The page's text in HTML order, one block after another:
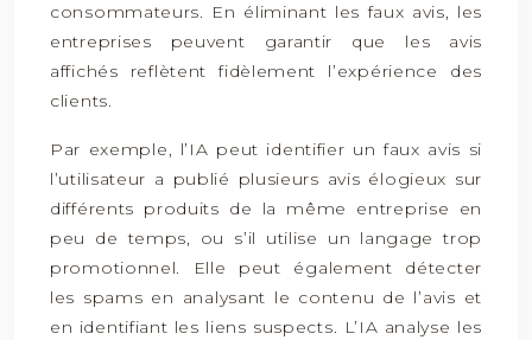
consommateurs. En éliminant les faux avis, les
entreprises peuvent garantir que les avis
affichés reflètent fidèlement l’expérience des
clients.
Par exemple, l’IA peut identifier un faux avis si
l’utilisateur a publié plusieurs avis élogieux sur
différents produits de la même entreprise en
peu de temps, ou s’il utilise un langage trop
promotionnel. Elle peut également détecter
les spams en analysant le contenu de l’avis et
en identifiant les liens suspects. L’IA analyse les